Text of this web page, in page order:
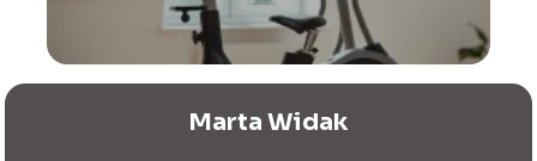
Marta Widak